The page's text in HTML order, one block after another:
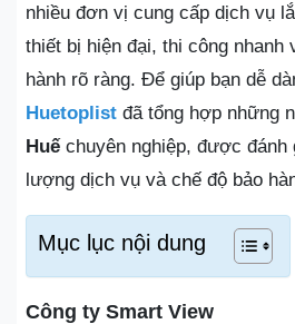
nhiều đơn vị cung cấp dịch vụ
thiết bị hiện đại, thi công nhanh
hành rõ ràng. Để giúp bạn dễ
Huetoplist đã tổng hợp những
Huếchuyên nghiệp, được đánh
lượng dịch vụ và chế độ bảo
Mục lục nội dung
Công ty Smart View